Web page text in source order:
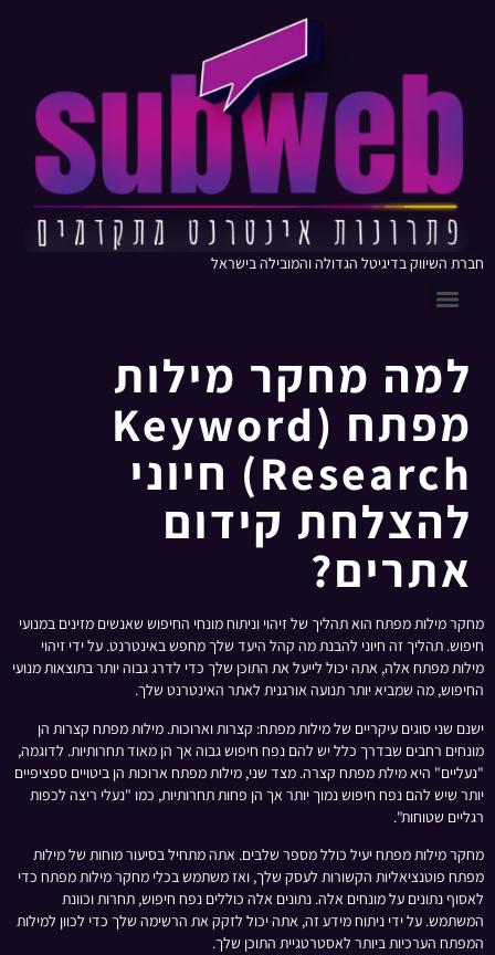
חברת השיווק בדיגיטל הגדולה והמובילה בישראל
למה מחקר מילות
מפתח (Keyword
Research) חיוני
להצלחת קידום
אתרים?
מחקר מילות מפתח הוא תהליך של זיהוי וניתוח מונחי החיפוש שאנשים מזינים במנועי
חיפוש. תהליך זה חיוני להבנת מה קהל היעד שלך מחפש באינטרנט. על ידי זיהוי
מילות מפתח אלה, אתה יכול לייעל את התוכן שלך כדי לדרג גבוה יותר בתוצאות מנועי
החיפוש, מה שמביא יותר תנועה אורגנית לאתר האינטרנט שלך.
ישנם שני סוגים עיקריים של מילות מפתח: קצרות וארוכות. מילות מפתח קצרות הן
מונחים רחבים שבדרך כלל יש להם נפח חיפוש גבוה אך הן מאוד תחרותיות. לדוגמה,
"נעליים" היא מילת מפתח קצרה. מצד שני, מילות מפתח ארוכות הן ביטויים ספציפיים
יותר שיש להם נפח חיפוש נמוך יותר אך הן פחות תחרותיות, כמו "נעלי ריצה לכפות
רגליים שטוחות".
מחקר מילות מפתח יעיל כולל מספר שלבים. אתה מתחיל בסיעור מוחות של מילות
מפתח פוטנציאליות הקשורות לעסק שלך, ואז משתמש בכלי מחקר מילות מפתח כדי
לאסוף נתונים על מונחים אלה. נתונים אלה כוללים נפח חיפוש, תחרות וכוונת
המשתמש. על ידי ניתוח מידע זה, אתה יכול לזקק את הרשימה שלך כדי לכוון למילות
המפתח הערכיות ביותר לאסטרטגיית התוכן שלך.